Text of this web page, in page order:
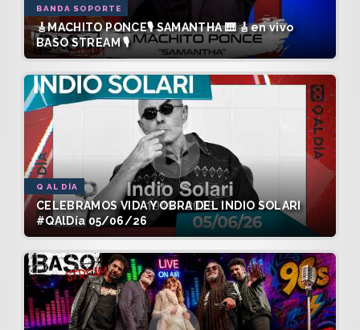
BANDA SOPORTE
🎸MACHITO PONCE🎙️ SAMANTHA 🎹 🎸en vivo
BASO STREAM 🎙️
Q AL DÍA
CELEBRAMOS VIDA Y OBRA DEL INDIO SOLARI
#QAlDía 05/06/26